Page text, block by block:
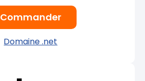
Commander
Domaine .net